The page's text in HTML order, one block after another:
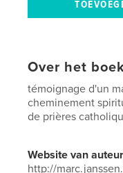
Over het
témoignage d'un
cheminement
de prières
Website van auteur
http://